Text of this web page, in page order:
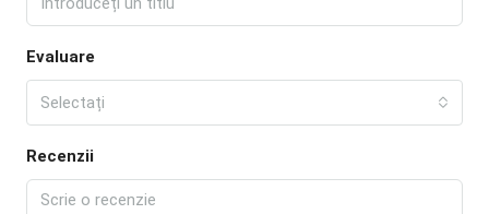
Evaluare
Selectați
Recenzii